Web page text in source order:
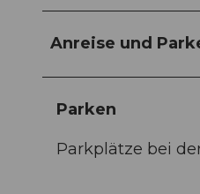
Anreise und
Parken
Parkplätze bei